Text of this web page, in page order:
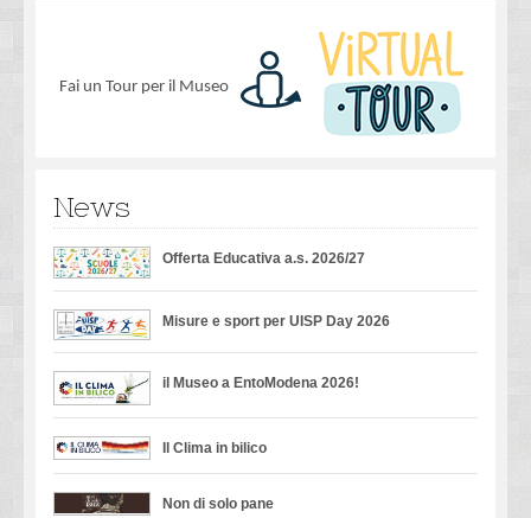
Fai un Tour per il Museo
News
Offerta Educativa a.s. 2026/27
Misure e sport per UISP Day 2026
il Museo a EntoModena 2026!
Il Clima in bilico
Non di solo pane